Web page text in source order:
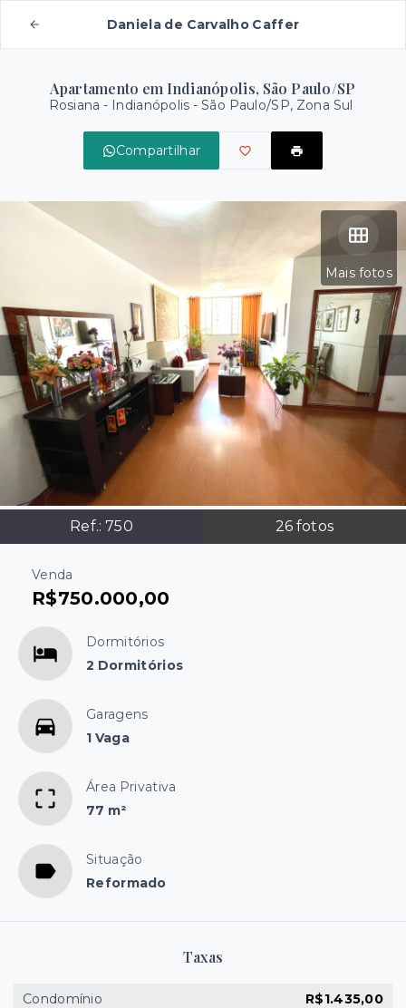
Daniela de Carvalho Caffer
Apartamento em Indianópolis, São Paulo/SP
Rosiana - Indianópolis - São Paulo/SP, Zona Sul
Compartilhar
Mais fotos
Ref.:750 26 fotos
Venda
R$750.000,00
Dormitórios
2 Dormitórios
Garagens
1 Vaga
Área Privativa
77 m²
Situação
Reformado
Taxas
Condomínio
R$1.435,00